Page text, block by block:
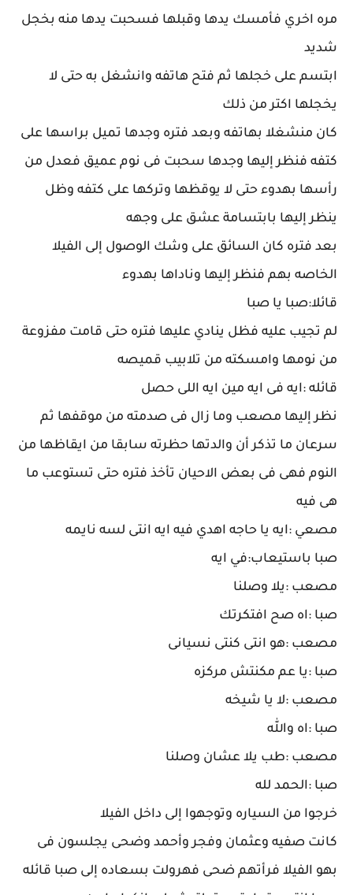
مره اخري فأمسك يدها وقبلها فسحبت يدها منه بخجل
شديد
ابتسم على خجلها ثم فتح هاتفه وانشغل به حتى لا
يخجلها اكتر من ذلك
كان منشغلا بهاتفه وبعد فتره وجدها تميل براسها على
كتفه فنظر إليها وجدها سحبت فى نوم عميق فعدل من
رأسها بهدوء حتى لا يوقظها وتركها على كتفه وظل
ينظر إليها بابتسامة عشق على وجهه
بعد فتره كان السائق على وشك الوصول إلى الفيلا
الخاصه بهم فنظر إليها وناداها بهدوء
قائلا:صبا يا صبا
لم تجيب عليه فظل ينادي عليها فتره حتى قامت مفزوعة
من نومها وامسكته من تلابيب قميصه
قائله :ايه فى ايه مين ايه اللى حصل
نظر إليها مصعب وما زال فى صدمته من موقفها ثم
سرعان ما تذكر أن والدتها حظرته سابقا من ايقاظها من
النوم فهى فى بعض الاحيان تأخذ فتره حتى تستوعب ما
هى فيه
مصعي :ايه يا حاجه اهدي فيه ايه انتى لسه نايمه
صبا باستيعاب:في ايه
مصعب :يلا وصلنا
صبا :اه صح افتكرتك
مصعب :هو انتى كنتى نسيانى
صبا :يا عم مكنتش مركزه
مصعب :لا يا شيخه
صبا :اه والله
مصعب :طب يلا عشان وصلنا
صبا :الحمد لله
خرجوا من السياره وتوجهوا إلى داخل الفيلا
كانت صفيه وعثمان وفجر وأحمد وضحى يجلسون فى
بهو الفيلا فرأتهم ضحى فهرولت بسعاده إلى صبا قائله